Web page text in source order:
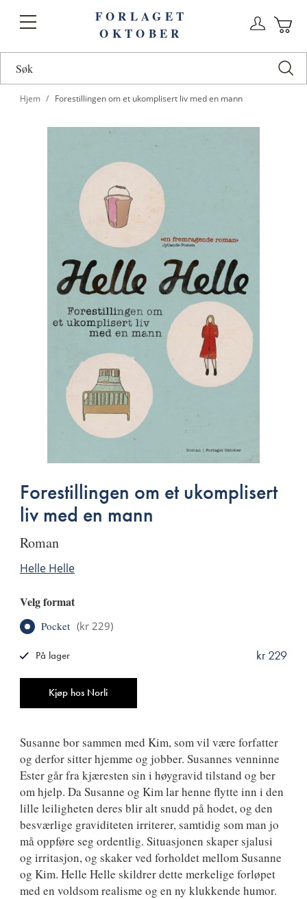
Toggle
FORLAGET
OKTOBER
Hjem Forestillingen om et ukomplisert liv med en mann
Forestillingen om et ukomplisert
liv med en mann
roman
Helle Helle
Velg format
Pocket (kr 229)
Kjøp hos Norli
kr 229
På lager
Susanne bor sammen med Kim, som vil være forfatter
og derfor sitter hjemme og jobber. Susannes venninne
Ester går fra kjæresten sin i høygravid tilstand og ber
om hjelp. Da Susanne og Kim lar henne flytte inn i den
lille leiligheten deres blir alt snudd på hodet, og den
besværlige graviditeten irriterer, samtidig som man jo
må oppføre seg ordentlig. Situasjonen skaper sjalusi
og irritasjon, og skaker ved forholdet mellom Susanne
og Kim. Helle Helle skildrer dette merkelige forløpet
med en voldsom realisme og en ny klukkende humor.